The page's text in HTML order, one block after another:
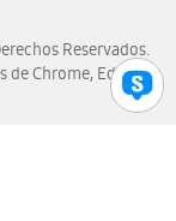
Reservados.
de Chrome, Edge,